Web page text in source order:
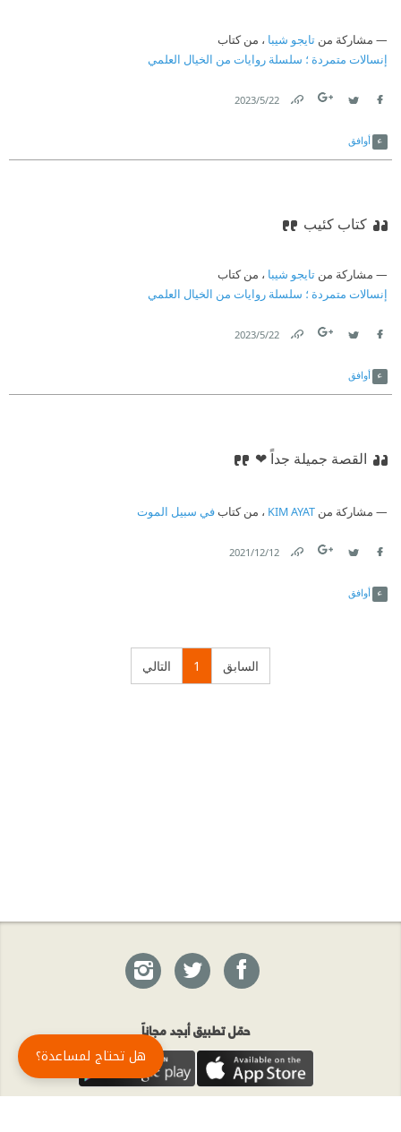
مشاركة من تايجو شيبا ، من كتاب
إنسالات متمردة ؛ سلسلة روايات من الخيال العلمي
22‏/5‏/2023
أوافق
كتاب كئيب
مشاركة من تايجو شيبا ، من كتاب
إنسالات متمردة ؛ سلسلة روايات من الخيال العلمي
22‏/5‏/2023
أوافق
القصة جميلة جداً ❤
مشاركة من KIM AYAT ، من كتابفي سبيل الموت
12‏/12‏/2021
أوافق
السابق 1 التالي
حمّل تطبيق أبجد مجاناً
هل تحتاج لمساعدة؟